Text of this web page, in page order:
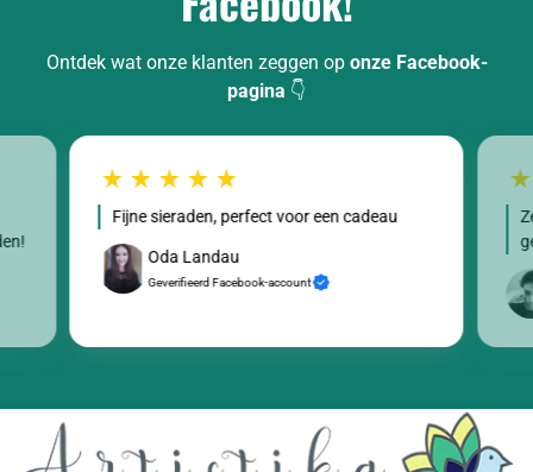
Ontdek wat onze klanten zeggen op onze Facebook-
pagina 👇
Fijne sieraden, perfect voor een cadeau
Oda Landau
Geverifieerd Facebook-account